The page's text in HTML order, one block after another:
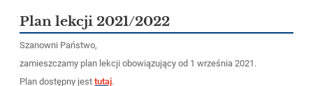
Plan lekcji 2021/2022
Szanowni Państwo,
zamieszczamy plan lekcji obowiązujący od 1 września 2021.
Plan dostępny jesttutaj.